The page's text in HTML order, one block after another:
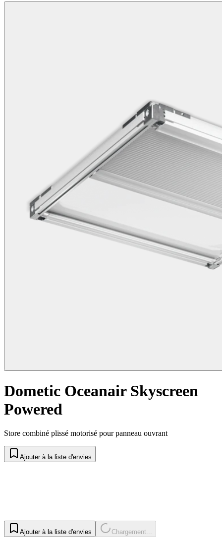
Dometic Oceanair Skyscreen
Powered
Store combiné plissé motorisé pour panneau ouvrant
Ajouter à la liste d'envies
Ajouter à la liste d'envies Chargement...